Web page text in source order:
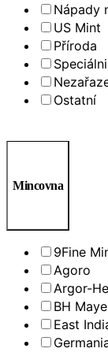
Nápady
US Mint
Příroda
Ostatní
Mincovna
9Fine
Agoro
Argor-
BH
East